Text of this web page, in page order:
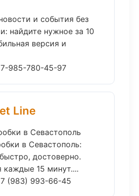
и события без
найдите нужное за 10
версия и
985-780-45-97
Line
в Севастополь
в Севастополь:
достоверно.
каждые 15 минут....
(983) 993-66-45